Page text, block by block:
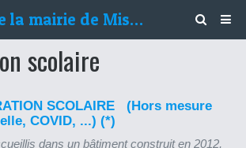
Site officiel de la mairie de Mison
scolaire
SCOLAIRE (Hors mesure
COVID, ...) (*)
dans un bâtiment construit en 2012,